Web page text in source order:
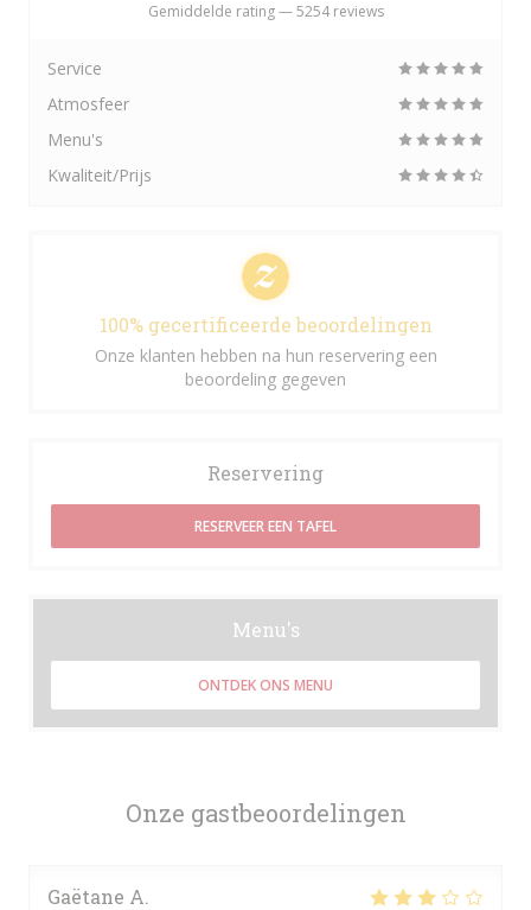
Onze gastbeoordelingen
Gaëtane A
Gemiddelde rating —5254 reviews
Service
Atmosfeer
Menu's
Kwaliteit/Prijs
100% gecertificeerde beoordelingen
Onze klanten hebben na hun reservering een
beoordeling gegeven
Reservering
RESERVEER EEN TAFEL
Menu's
ONTDEK ONS MENU